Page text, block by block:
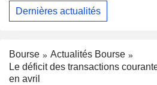
Dernières actualités
Bourse
Actualités Bourse
Le déficit des transactions
en avril